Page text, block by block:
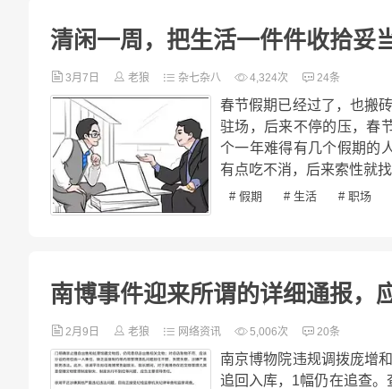
清闲一周，把生活一件件收拾妥
3月7日 老狼 杂七杂八 4,324次 24条
春节假期已经过了，也搬
驻场，后来不停的压，春
个一年难得有几个假期的
有点吃不消，后来索性就
# 假期 # 生活 # 职场
南博事件迎来所谓的详细通报，
2月9日 老狼 网络资讯 5,006次 20条
南京博物院违规调拨庞增
追回入库，1幅仍在追查